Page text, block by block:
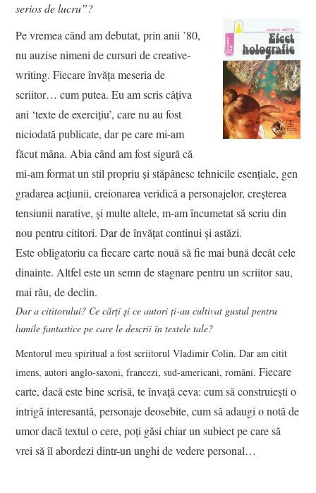
serios de lucru”?
Pe vremea când am debutat, prin anii ’80,
nu auzise nimeni de cursuri de creative-
writing. Fiecare învăţa meseria de
scriitor… cum putea. Eu am scris câţiva
ani ‘texte de exerciţiu’, care nu au fost
niciodată publicate, dar pe care mi-am
făcut mâna. Abia când am fost sigură că
mi-am format un stil propriu şi stăpânesc tehnicile esenţiale, gen
gradarea acţiunii, creionarea veridică a personajelor, creşterea
tensiunii narative, şi multe altele, m-am încumetat să scriu din
nou pentru cititori. Dar de învăţat continui şi astăzi.
Este obligatoriu ca fiecare carte nouă să fie mai bună decât cele
dinainte. Altfel este un semn de stagnare pentru un scriitor sau,
mai rău, de declin.
Dar a cititorului? Ce cărți și ce autori ți-au cultivat gustul pentru
lumile fantastice pe care le descrii în textele tale?
Mentorul meu spiritual a fost scriitorul Vladimir Colin. Dar am citit
imens, autori anglo-saxoni, francezi, sud-americani, români.Fiecare
carte, dacă este bine scrisă, te învaţă ceva: cum să construieşti o
intrigă interesantă, personaje deosebite, cum să adaugi o notă de
umor dacă textul o cere, poţi găsi chiar un subiect pe care să
vrei să îl abordezi dintr-un unghi de vedere personal…